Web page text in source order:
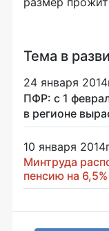
Тема в
24 января
ПФР: с 1
в регионе
10 января
Минтруда
пенсию на